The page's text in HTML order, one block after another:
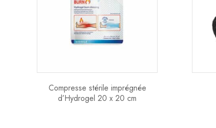
Compresse stérile imprégnée
d’Hydrogel 20 x 20 cm